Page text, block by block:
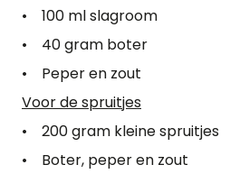
• 100 ml slagroom
• 40 gram boter
• Peper en zout
Voor de spruitjes
• 200 gram kleine spruitjes
• Boter, peper en zout